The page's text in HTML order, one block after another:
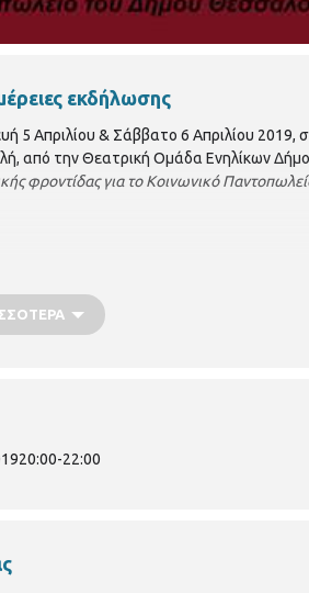
εκδήλωσης
5 Απριλίου & Σάββατο 6 Απριλίου
από την Θεατρική Ομάδα Ενηλίκων
φροντίδας για το Κοινωνικό
20:00-22:00